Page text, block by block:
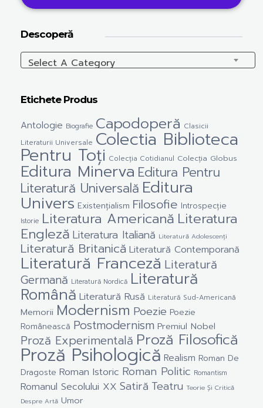
Descoperă
Select A Category
Etichete Produs
Antologie Biografie Capodoperă Clasicii
Literaturii Universale Colectia Biblioteca
Pentru Toți Colecția Cotidianul Colecția Globus
Editura Minerva Editura Pentru
Literatură Universală Editura
Univers Existențialism Filosofie Introspecție
Istorie Literatura Americană Literatura
Engleză Literatura Italiană Literatură Adolescenți
Literatură Britanică Literatură Contemporană
Literatură Franceză Literatură
Germană Literatură Nordică Literatură
Română Literatură Rusă Literatură Sud-Americană
Memorii Modernism Poezie Poezie
Românească Postmodernism Premiul Nobel
Proză Experimentală Proză Filosofică
Proză Psihologică Realism Roman De
Dragoste Roman Istoric Roman Politic Romantism
Romanul Secolului XX Satiră Teatru Teorie Și Critică
Despre Artă Umor